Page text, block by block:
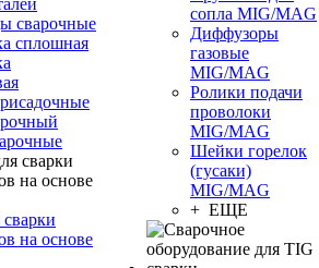
сварочные
сплошная
на основе
сопла MIG/MAG
Диффузоры
газовые
MIG/MAG
Ролики подачи
проволоки
MIG/MAG
Шейки горелок
(гусаки)
MIG/MAG
+ ЕЩЕ